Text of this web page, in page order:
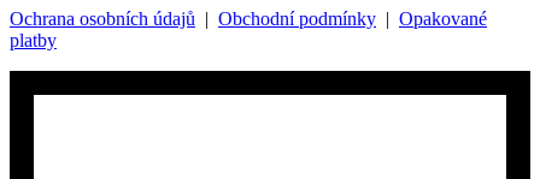
Ochrana osobních údajů | Obchodní podmínky | Opakované
platby